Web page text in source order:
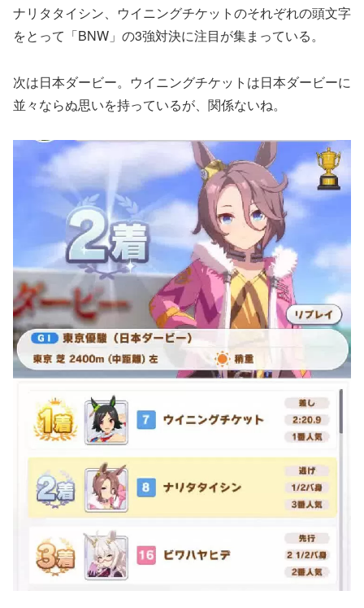
ナリタタイシン、ウイニングチケットのそれぞれの頭文字
をとって「BNW」の3強対決に注目が集まっている。
次は日本ダービー。ウイニングチケットは日本ダービーに
並々ならぬ思いを持っているが、関係ないね。